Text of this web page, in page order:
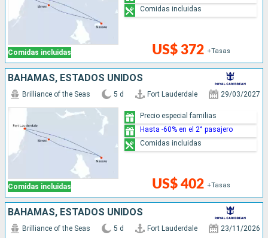
Comidas incluidas US$ 372 +Tasas
Comidas incluidas
BAHAMAS, ESTADOS UNIDOS
Comidas incluidas
Brilliance of the Seas 5 d Fort Lauderdale 29/03/2027
US$ 402 +Tasas
Precio especial familias
Hasta -60% en el 2° pasajero
Comidas incluidas
BAHAMAS, ESTADOS UNIDOS
Brilliance of the Seas 5 d Fort Lauderdale 23/11/2026